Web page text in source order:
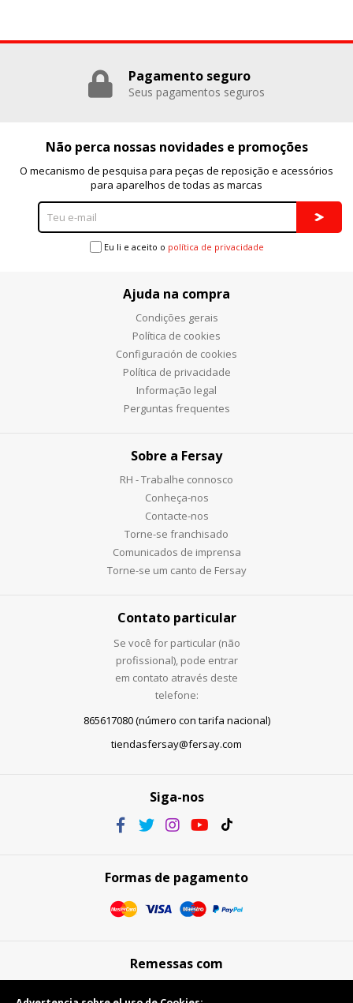
Pagamento seguro
Seus pagamentos seguros
Não perca nossas novidades e promoções
O mecanismo de pesquisa para peças de reposição e acessórios
para aparelhos de todas as marcas
Eu li e aceito o política de privacidade
Ajuda na compra
Condições gerais
Política de cookies
Configuración de cookies
Política de privacidade
Informação legal
Perguntas frequentes
Sobre a Fersay
RH - Trabalhe connosco
Conheça-nos
Contacte-nos
Torne-se franchisado
Comunicados de imprensa
Torne-se um canto de Fersay
Contato particular
Se você for particular (não
profissional), pode entrar
em contato através deste
telefone:
865617080 (número con tarifa nacional)
tiendasfersay@fersay.com
Siga-nos
Formas de pagamento
Remessas com